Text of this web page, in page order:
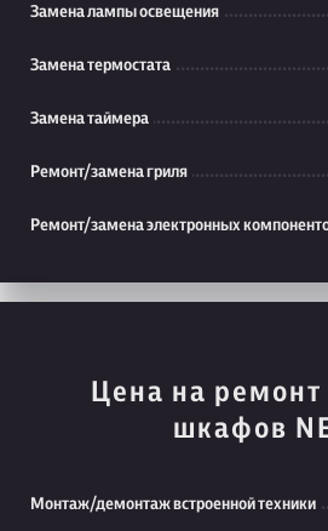
Замена лампы освещения
Замена термостата
Замена таймера
Ремонт/замена гриля
Ремонт/замена электронных
Цена на
шкафов
Монтаж/демонтаж встроенной техники